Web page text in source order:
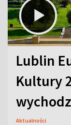
Lublin
Kultury
Aktualności